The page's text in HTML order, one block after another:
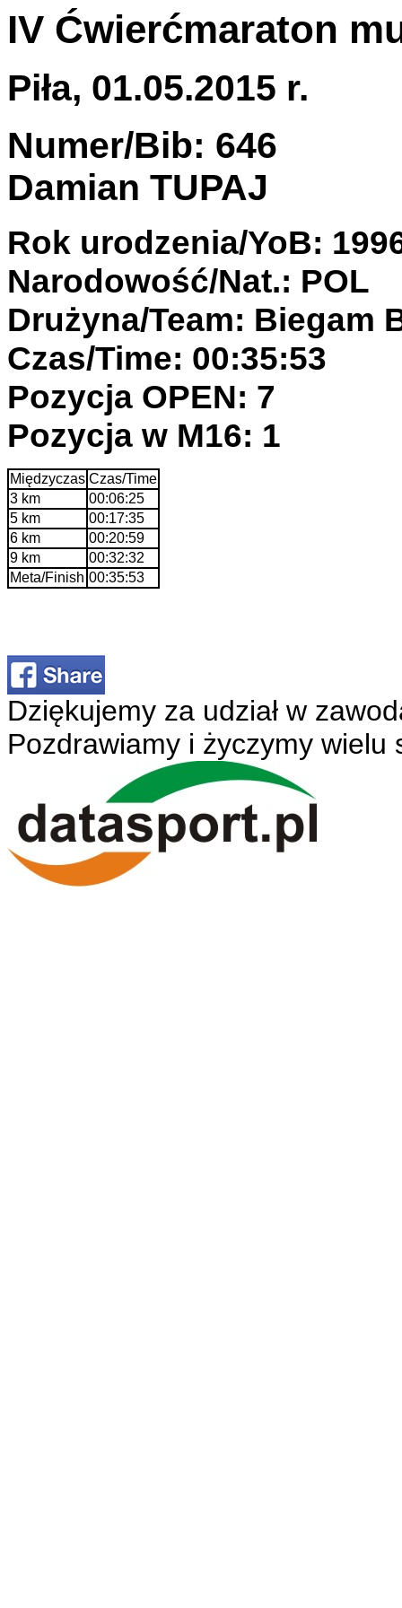
IV Ćwierćmaraton
Piła, 01.05.2015 r.
Numer/Bib: 646
Damian TUPAJ
Rok urodzenia/YoB:
Narodowość/Nat.: POL
Drużyna/Team: Biegam
Czas/Time: 00:35:53
Pozycja OPEN: 7
Pozycja w M16: 1
Międzyczas Czas/Time
3 km
00:06:25
5 km
00:17:35
6 km
00:20:59
9 km
00:32:32
Meta/Finish 00:35:53
Dziękujemy za udział w
Pozdrawiamy i życzymy wielu